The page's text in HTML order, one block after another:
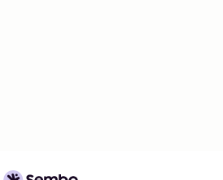
at have en bil for at komme